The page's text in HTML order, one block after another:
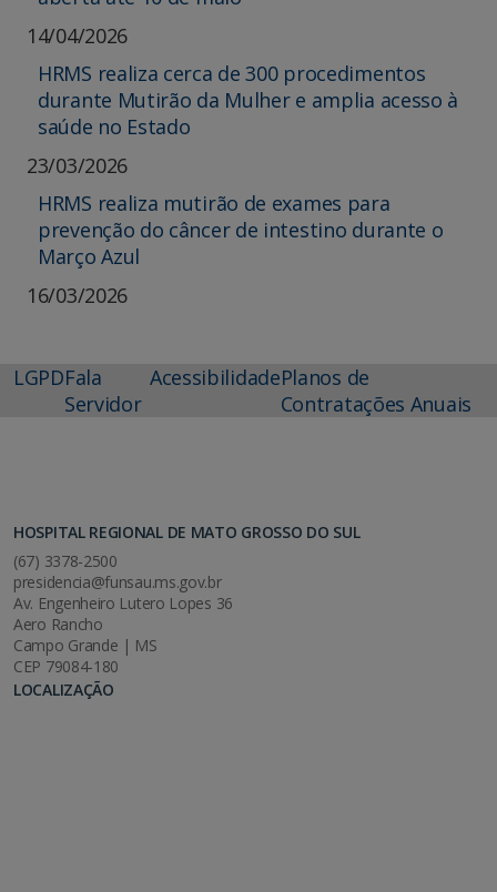
14/04/2026
HRMS realiza cerca de 300 procedimentos
durante Mutirão da Mulher e amplia acesso à
saúde no Estado
23/03/2026
HRMS realiza mutirão de exames para
prevenção do câncer de intestino durante o
Março Azul
16/03/2026
LGPDFala
Servidor
AcessibilidadePlanos de
Contratações Anuais
HOSPITAL REGIONAL DE MATO GROSSO DO SUL
(67) 3378-2500
presidencia@funsau.ms.gov.br
Av. Engenheiro Lutero Lopes 36
Aero Rancho
Campo Grande | MS
CEP 79084-180
LOCALIZAÇÃO